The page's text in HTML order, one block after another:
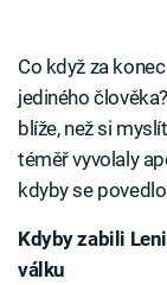
Co když za
jediného
blíže, než si
téměř vyvolaly
kdyby se
Kdyby zabili
válku